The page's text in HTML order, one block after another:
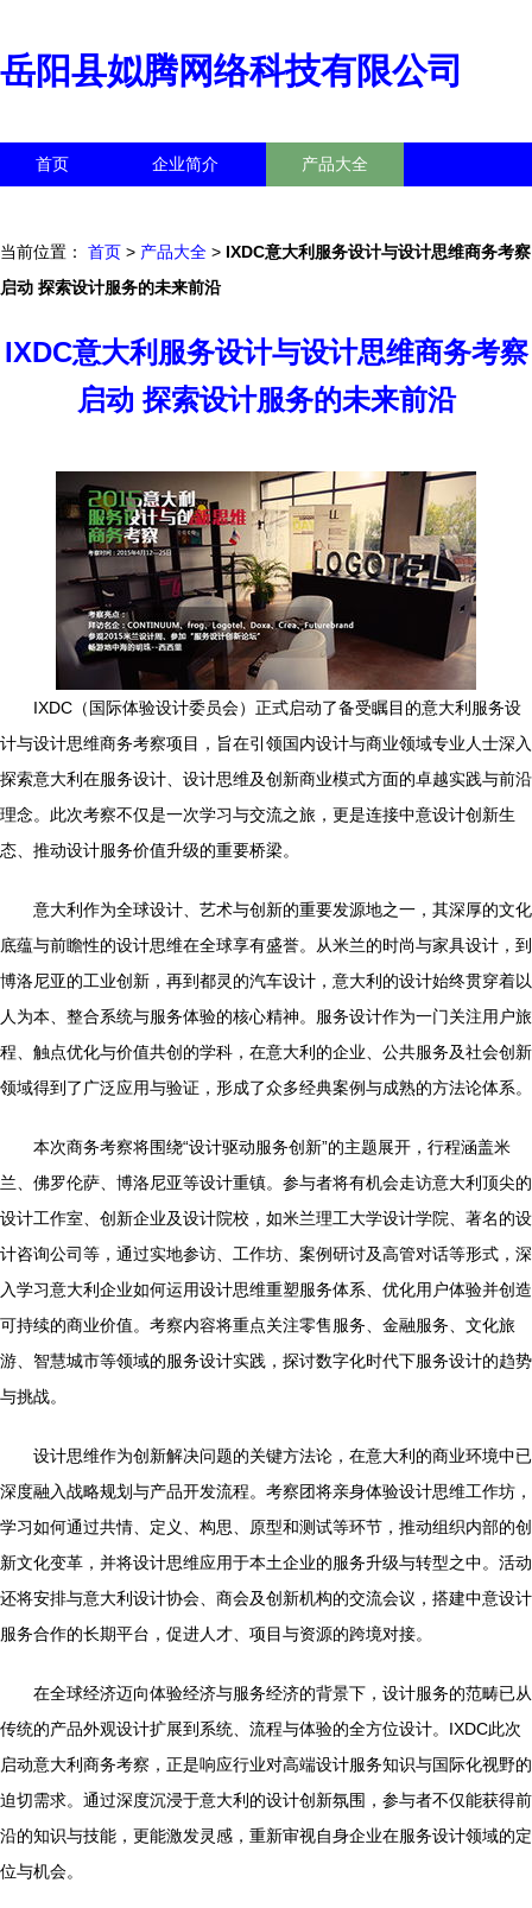
岳阳县姒腾网络科技有限公司
首页 企业简介 产品大全
当前位置： 首页 > 产品大全 > IXDC意大利服务设计与设计思维商务考察
启动 探索设计服务的未来前沿
IXDC意大利服务设计与设计思维商务考察
启动 探索设计服务的未来前沿
IXDC（国际体验设计委员会）正式启动了备受瞩目的意大利服务设
计与设计思维商务考察项目，旨在引领国内设计与商业领域专业人士深入
探索意大利在服务设计、设计思维及创新商业模式方面的卓越实践与前沿
理念。此次考察不仅是一次学习与交流之旅，更是连接中意设计创新生
态、推动设计服务价值升级的重要桥梁。
意大利作为全球设计、艺术与创新的重要发源地之一，其深厚的文化
底蕴与前瞻性的设计思维在全球享有盛誉。从米兰的时尚与家具设计，到
博洛尼亚的工业创新，再到都灵的汽车设计，意大利的设计始终贯穿着以
人为本、整合系统与服务体验的核心精神。服务设计作为一门关注用户旅
程、触点优化与价值共创的学科，在意大利的企业、公共服务及社会创新
领域得到了广泛应用与验证，形成了众多经典案例与成熟的方法论体系。
本次商务考察将围绕“设计驱动服务创新”的主题展开，行程涵盖米
兰、佛罗伦萨、博洛尼亚等设计重镇。参与者将有机会走访意大利顶尖的
设计工作室、创新企业及设计院校，如米兰理工大学设计学院、著名的设
计咨询公司等，通过实地参访、工作坊、案例研讨及高管对话等形式，深
入学习意大利企业如何运用设计思维重塑服务体系、优化用户体验并创造
可持续的商业价值。考察内容将重点关注零售服务、金融服务、文化旅
游、智慧城市等领域的服务设计实践，探讨数字化时代下服务设计的趋势
与挑战。
设计思维作为创新解决问题的关键方法论，在意大利的商业环境中已
深度融入战略规划与产品开发流程。考察团将亲身体验设计思维工作坊，
学习如何通过共情、定义、构思、原型和测试等环节，推动组织内部的创
新文化变革，并将设计思维应用于本土企业的服务升级与转型之中。活动
还将安排与意大利设计协会、商会及创新机构的交流会议，搭建中意设计
服务合作的长期平台，促进人才、项目与资源的跨境对接。
在全球经济迈向体验经济与服务经济的背景下，设计服务的范畴已从
传统的产品外观设计扩展到系统、流程与体验的全方位设计。IXDC此次
启动意大利商务考察，正是响应行业对高端设计服务知识与国际化视野的
迫切需求。通过深度沉浸于意大利的设计创新氛围，参与者不仅能获得前
沿的知识与技能，更能激发灵感，重新审视自身企业在服务设计领域的定
位与机会。